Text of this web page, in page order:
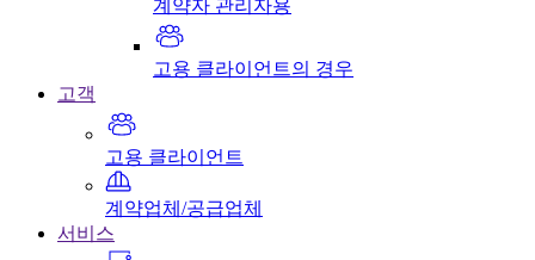
계약자 관리자용
고용 클라이언트의 경우
고객
고용 클라이언트
계약업체/공급업체
서비스